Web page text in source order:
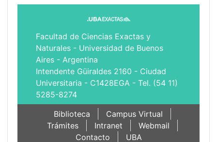
Facultad de Ciencias Exactas y
Naturales - Universidad de Buenos
Aires - Argentina
Intendente Güiraldes 2160 - Ciudad
Universitaria - C1428EGA - Tel. (54 11)
5285-8274
Biblioteca
Campus Virtual
Trámites
Intranet
Webmail
Contacto
UBA